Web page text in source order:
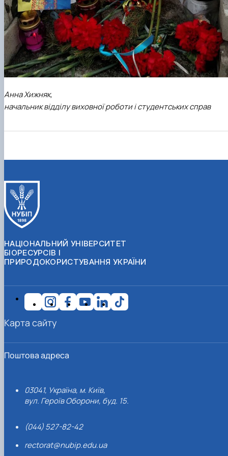
Анна Хижняк,
начальник відділу виховної роботи і студентських справ
НАЦІОНАЛЬНИЙ УНІВЕРСИТЕТ
БІОРЕСУРСІВ І
ПРИРОДОКОРИСТУВАННЯ УКРАЇНИ
Поштова адреса
03041, Україна, м. Київ,
вул. Героїв Оборони, буд. 15.
(044) 527-82-42
rectorat@nubip.edu.ua
Карта сайту